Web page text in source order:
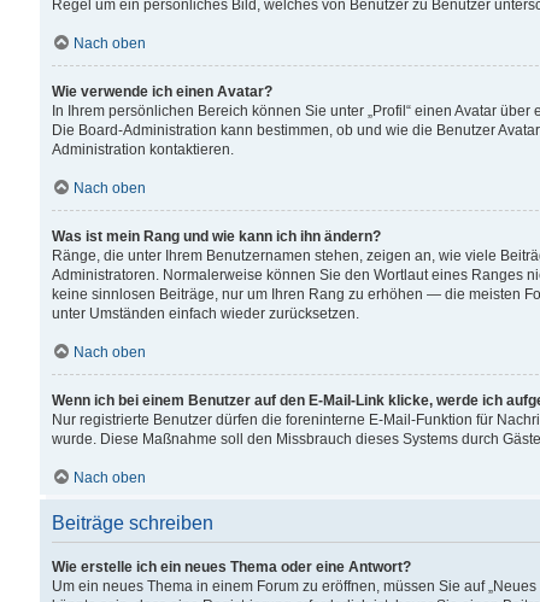
Regel um ein persönliches Bild, welches von Benutzer zu Benutzer
Nach oben
Wie verwende ich einen Avatar?
In Ihrem persönlichen Bereich können Sie unter „Profil“ einen Avatar
Die Board-Administration kann bestimmen, ob und wie die Benutzer
Administration kontaktieren.
Nach oben
Was ist mein Rang und wie kann ich ihn ändern?
Ränge, die unter Ihrem Benutzernamen stehen, zeigen an, wie viele
Administratoren. Normalerweise können Sie den Wortlaut eines Ranges
keine sinnlosen Beiträge, nur um Ihren Rang zu erhöhen — die meisten
unter Umständen einfach wieder zurücksetzen.
Nach oben
Wenn ich bei einem Benutzer auf den E-Mail-Link klicke, werde ich
Nur registrierte Benutzer dürfen die foreninterne E-Mail-Funktion für
wurde. Diese Maßnahme soll den Missbrauch dieses Systems durch
Nach oben
Beiträge schreiben
Wie erstelle ich ein neues Thema oder eine Antwort?
Um ein neues Thema in einem Forum zu eröffnen, müssen Sie auf